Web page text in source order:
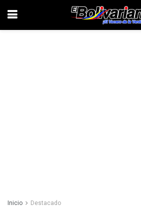
Inicio Destacado